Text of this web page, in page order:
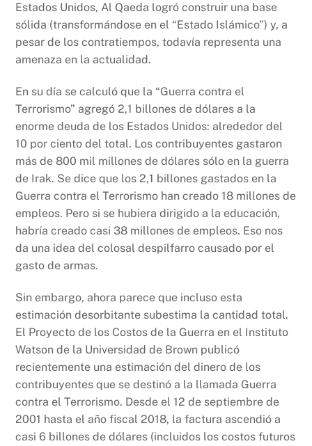
Estados Unidos, Al Qaeda logró construir una base
sólida (transformándose en el “Estado Islámico”) y, a
pesar de los contratiempos, todavía representa una
amenaza en la actualidad.
En su día se calculó que la “Guerra contra el
Terrorismo” agregó 2,1 billones de dólares a la
enorme deuda de los Estados Unidos: alrededor del
10 por ciento del total. Los contribuyentes gastaron
más de 800 mil millones de dólares sólo en la guerra
de Irak. Se dice que los 2,1 billones gastados en la
Guerra contra el Terrorismo han creado 18 millones de
empleos. Pero si se hubiera dirigido a la educación,
habría creado casi 38 millones de empleos. Eso nos
da una idea del colosal despilfarro causado ​​por el
gasto de armas.
Sin embargo, ahora parece que incluso esta
estimación desorbitante subestima la cantidad total.
El Proyecto de los Costos de la Guerra en el Instituto
Watson de la Universidad de Brown publicó
recientemente una estimación del dinero de los
contribuyentes que se destinó a la llamada Guerra
contra el Terrorismo. Desde el 12 de septiembre de
2001 hasta el año fiscal 2018, la factura ascendió a
casi 6 billones de dólares (incluidos los costos futuros